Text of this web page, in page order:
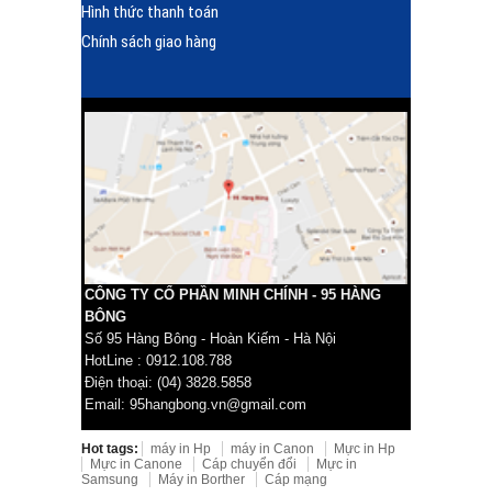
Hình thức thanh toán
Chính sách giao hàng
CÔNG TY CỔ PHẦN MINH CHÍNH - 95 HÀNG
BÔNG
Số 95 Hàng Bông - Hoàn Kiếm - Hà Nội
HotLine : 0912.108.788
Điện thoại: (04) 3828.5858
Email: 95hangbong.vn@gmail.com
Hot tags: máy in Hp máy in Canon
Mực in Hp
Mực in Canone
Cáp chuyển đổi
Mực in
Samsung
Máy in Borther Cáp mạng